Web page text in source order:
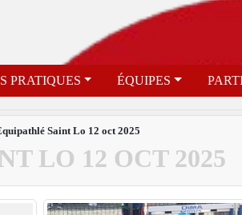
PRATIQUES ÉQUIPES
Saint Lo 12 oct 2025
LO 12 OCT 2025